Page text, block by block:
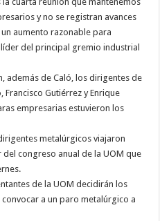
y no se registran avances
aumento razonable para
del principal gremio industrial
además de Caló, los dirigentes de
Francisco Gutiérrez y Enrique
empresarias estuvieron los
metalúrgicos viajaron
congreso anual de la UOM que
de la UOM decidirán los
a un paro metalúrgico a